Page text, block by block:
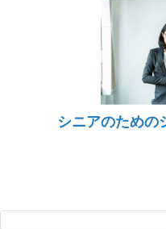
シニアのための